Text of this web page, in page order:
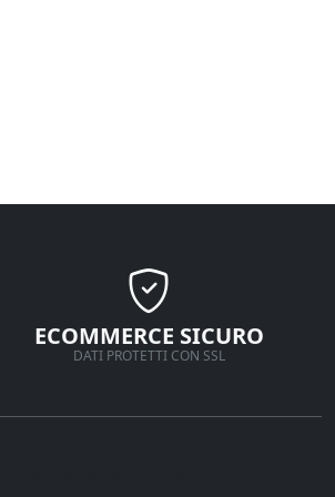
ECOMMERCE SICURO
DATI PROTETTI CON SSL